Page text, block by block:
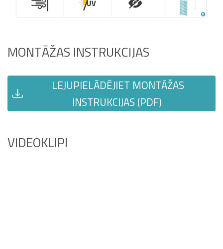
MONTĀŽAS INSTRUKCIJAS
LEJUPIELĀDĒJIET MONTĀŽAS
INSTRUKCIJAS (PDF)
VIDEOKLIPI